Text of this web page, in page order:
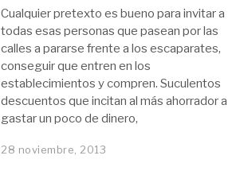
Cualquier pretexto es bueno para invitar a
todas esas personas que pasean por las
calles a pararse frente a los escaparates,
conseguir que entren en los
establecimientos y compren. Suculentos
descuentos que incitan al más ahorrador a
gastar un poco de dinero,
28 noviembre, 2013